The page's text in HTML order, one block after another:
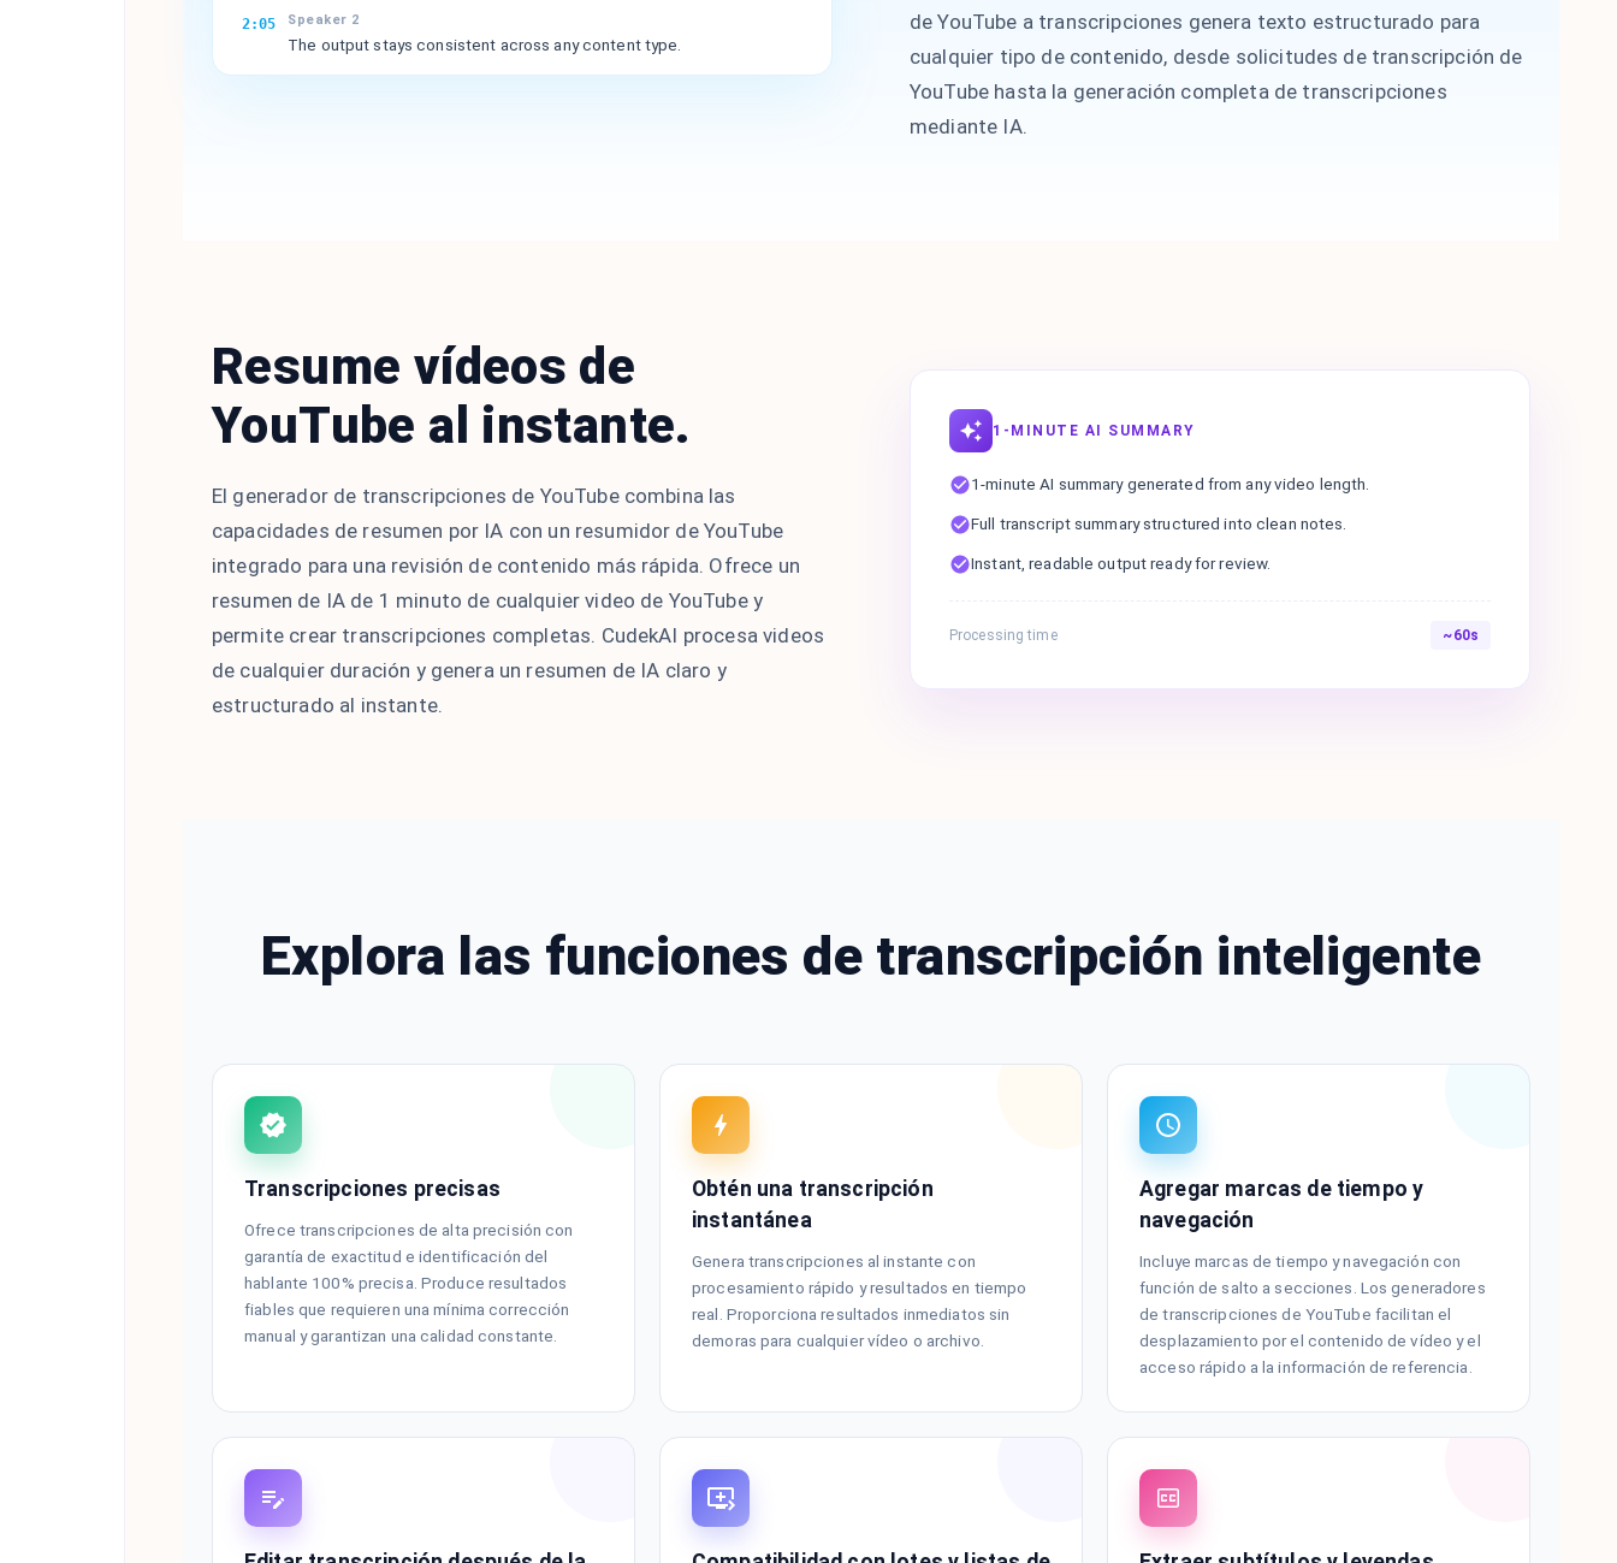
2:05 Speaker 2
The output stays consistent across any content type.
de YouTube a transcripciones genera texto estructurado para
cualquier tipo de contenido, desde solicitudes de transcripción de
YouTube hasta la generación completa de transcripciones
mediante IA.
Resume vídeos de
YouTube al instante.
El generador de transcripciones de YouTube combina las
capacidades de resumen por IA con un resumidor de YouTube
integrado para una revisión de contenido más rápida. Ofrece un
resumen de IA de 1 minuto de cualquier video de YouTube y
permite crear transcripciones completas. CudekAI procesa videos
de cualquier duración y genera un resumen de IA claro y
estructurado al instante.
1-MINUTE AI SUMMARY
1-minute AI summary generated from any video length.
Full transcript summary structured into clean notes.
Instant, readable output ready for review.
Processing time ~60s
Explora las funciones de transcripción inteligente
Transcripciones precisas
Ofrece transcripciones de alta precisión con
garantía de exactitud e identificación del
hablante 100% precisa. Produce resultados
fiables que requieren una mínima corrección
manual y garantizan una calidad constante.
Obtén una transcripción
instantánea
Genera transcripciones al instante con
procesamiento rápido y resultados en tiempo
real. Proporciona resultados inmediatos sin
demoras para cualquier vídeo o archivo.
Agregar marcas de tiempo y
navegación
Incluye marcas de tiempo y navegación con
función de salto a secciones. Los generadores
de transcripciones de YouTube facilitan el
desplazamiento por el contenido de vídeo y el
acceso rápido a la información de referencia.